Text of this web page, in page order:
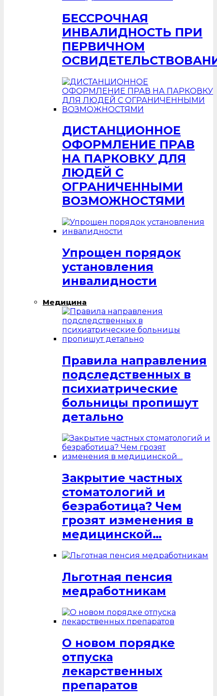
БЕССРОЧНАЯ
ИНВАЛИДНОСТЬ ПРИ
ПЕРВИЧНОМ
ДИСТАНЦИОННОЕ
ОФОРМЛЕНИЕ ПРАВ
НА ПАРКОВКУ ДЛЯ
ЛЮДЕЙ С
ОГРАНИЧЕННЫМИ
ВОЗМОЖНОСТЯМИ
Упрощен порядок
установления
инвалидности
Медицина
Правила направления
подследственных в
психиатрические
больницы пропишут
детально
Закрытие частных
стоматологий и
безработица? Чем
грозят изменения в
медицинской…
Льготная пенсия
медработникам
О новом порядке
отпуска
лекарственных
препаратов